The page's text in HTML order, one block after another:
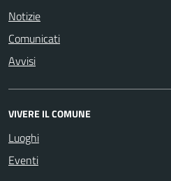
Notizie
Comunicati
Avvisi
VIVERE IL COMUNE
Luoghi
Eventi